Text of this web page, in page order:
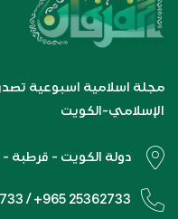
مجلة اسلامية اسبوعية
الإسلامي-الكويت
دولة الكويت - قرطبة -
/ +965 25362733